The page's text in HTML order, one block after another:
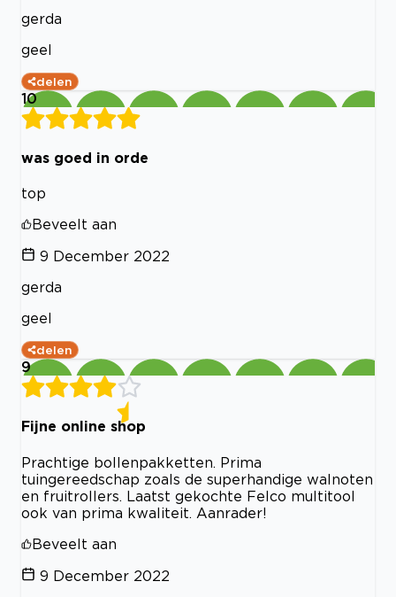
gerda
geel
delen
10
was goed in orde
top
Beveelt aan
9 December 2022
gerda
geel
delen
9
Fijne online shop
Prachtige bollenpakketten. Prima
tuingereedschap zoals de superhandige walnoten
en fruitrollers. Laatst gekochte Felco multitool
ook van prima kwaliteit. Aanrader!
Beveelt aan
9 December 2022